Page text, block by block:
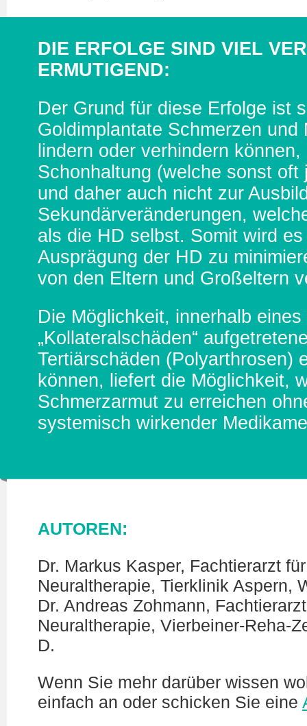
DIE ERFOLGE SIND VIEL
ERMUTIGEND:
Der Grund für diese Erfolge ist
Goldimplantate Schmerzen
lindern oder verhindern
Schonhaltung (welche sonst
und daher auch nicht zur
Sekundärveränderungen,
als die HD selbst. Somit wird
Ausprägung der HD zu
von den Eltern und Großeltern
Die Möglichkeit, innerhalb
„Kollateralschäden“
Tertiärschäden (Polyarthrosen)
können, liefert die Möglichkeit,
Schmerzarmut zu erreichen
systemisch wirkender
AUTOREN:
Dr. Markus Kasper, Fachtierarzt
Neuraltherapie, Tierklinik Aspern,
Dr. Andreas Zohmann,
Neuraltherapie, Vierbeiner-Reha-
D.
Wenn Sie mehr darüber wissen
einfach an oder schicken Sie eine